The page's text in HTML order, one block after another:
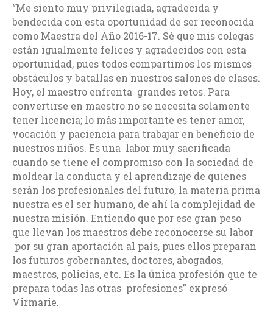
“Me siento muy privilegiada, agradecida y
bendecida con esta oportunidad de ser reconocida
como Maestra del Año 2016-17. Sé que mis colegas
están igualmente felices y agradecidos con esta
oportunidad, pues todos compartimos los mismos
obstáculos y batallas en nuestros salones de clases.
Hoy, el maestro enfrenta grandes retos. Para
convertirse en maestro no se necesita solamente
tener licencia; lo más importante es tener amor,
vocación y paciencia para trabajar en beneficio de
nuestros niños. Es una labor muy sacrificada
cuando se tiene el compromiso con la sociedad de
moldear la conducta y el aprendizaje de quienes
serán los profesionales del futuro, la materia prima
nuestra es el ser humano, de ahí la complejidad de
nuestra misión. Entiendo que por ese gran peso
que llevan los maestros debe reconocerse su labor
por su gran aportación al país, pues ellos preparan
los futuros gobernantes, doctores, abogados,
maestros, policías, etc. Es la única profesión que te
prepara todas las otras profesiones” expresó
Virmarie.